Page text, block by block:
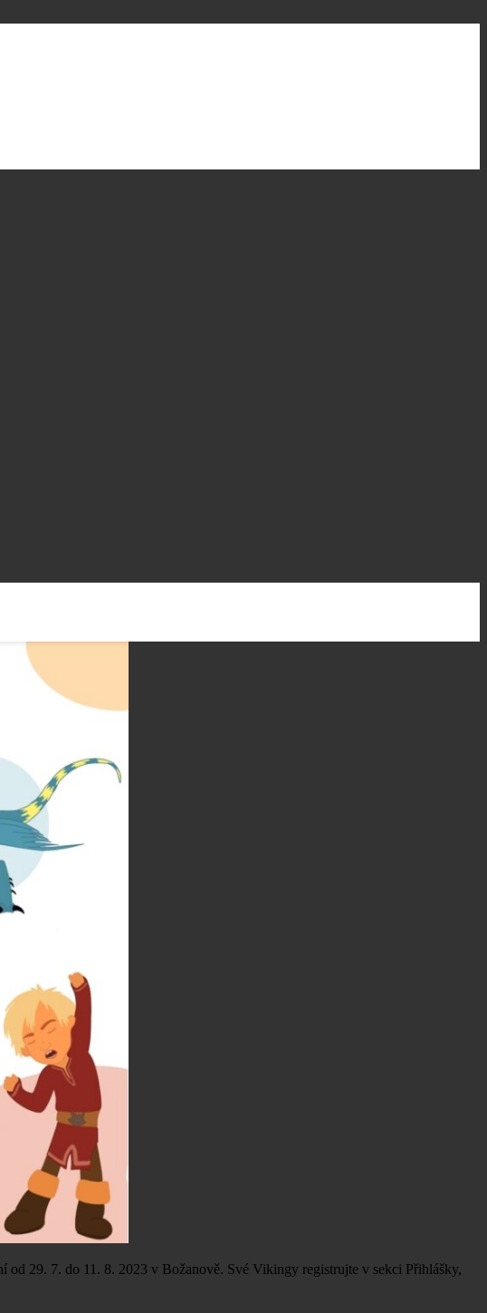
od 29. 7. do 11. 8. 2023 v Božanově. Své Vikingy registrujte v sekci Přihlášky,